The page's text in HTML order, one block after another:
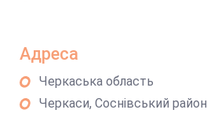
Адреса
Черкаська область
Черкаси, Соснівський район